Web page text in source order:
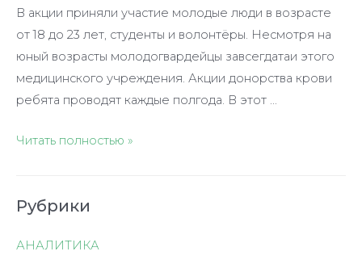
В акции приняли участие молодые люди в возрасте
от 18 до 23 лет, студенты и волонтёры. Несмотря на
юный возрасты молодогвардейцы завсегдатаи этого
медицинского учреждения. Акции донорства крови
ребята проводят каждые полгода. В этот …
Доноры
Читать полностью »
Рубрики
АНАЛИТИКА